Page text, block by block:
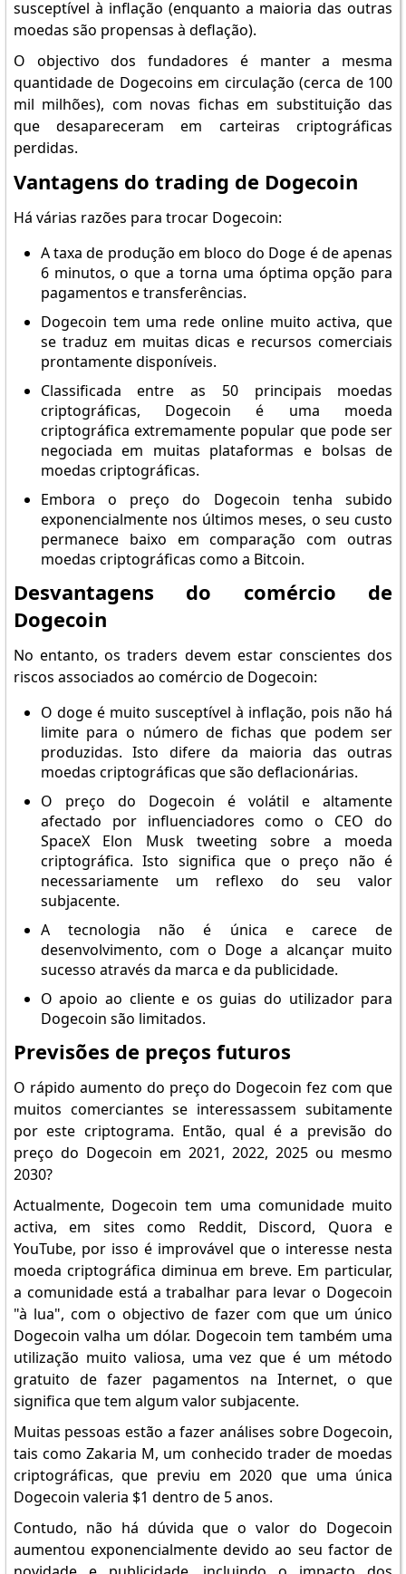
susceptível à inflação (enquanto a maioria das outras
moedas são propensas à deflação).
O objectivo dos fundadores é manter a mesma
quantidade de Dogecoins em circulação (cerca de 100
mil milhões), com novas fichas em substituição das
que desapareceram em carteiras criptográficas
perdidas.
Vantagens do trading de Dogecoin
Há várias razões para trocar Dogecoin:
A taxa de produção em bloco do Doge é de apenas
6 minutos, o que a torna uma óptima opção para
pagamentos e transferências.
Dogecoin tem uma rede online muito activa, que
se traduz em muitas dicas e recursos comerciais
prontamente disponíveis.
Classificada entre as 50 principais moedas
criptográficas, Dogecoin é uma moeda
criptográfica extremamente popular que pode ser
negociada em muitas plataformas e bolsas de
moedas criptográficas.
Embora o preço do Dogecoin tenha subido
exponencialmente nos últimos meses, o seu custo
permanece baixo em comparação com outras
moedas criptográficas como a Bitcoin.
Desvantagens do comércio de
Dogecoin
No entanto, os traders devem estar conscientes dos
riscos associados ao comércio de Dogecoin:
O doge é muito susceptível à inflação, pois não há
limite para o número de fichas que podem ser
produzidas. Isto difere da maioria das outras
moedas criptográficas que são deflacionárias.
O preço do Dogecoin é volátil e altamente
afectado por influenciadores como o CEO do
SpaceX Elon Musk tweeting sobre a moeda
criptográfica. Isto significa que o preço não é
necessariamente um reflexo do seu valor
subjacente.
A tecnologia não é única e carece de
desenvolvimento, com o Doge a alcançar muito
sucesso através da marca e da publicidade.
O apoio ao cliente e os guias do utilizador para
Dogecoin são limitados.
Previsões de preços futuros
O rápido aumento do preço do Dogecoin fez com que
muitos comerciantes se interessassem subitamente
por este criptograma. Então, qual é a previsão do
preço do Dogecoin em 2021, 2022, 2025 ou mesmo
2030?
Actualmente, Dogecoin tem uma comunidade muito
activa, em sites como Reddit, Discord, Quora e
YouTube, por isso é improvável que o interesse nesta
moeda criptográfica diminua em breve. Em particular,
a comunidade está a trabalhar para levar o Dogecoin
"à lua", com o objectivo de fazer com que um único
Dogecoin valha um dólar. Dogecoin tem também uma
utilização muito valiosa, uma vez que é um método
gratuito de fazer pagamentos na Internet, o que
significa que tem algum valor subjacente.
Muitas pessoas estão a fazer análises sobre Dogecoin,
tais como Zakaria M, um conhecido trader de moedas
criptográficas, que previu em 2020 que uma única
Dogecoin valeria $1 dentro de 5 anos.
Contudo, não há dúvida que o valor do Dogecoin
aumentou exponencialmente devido ao seu factor de